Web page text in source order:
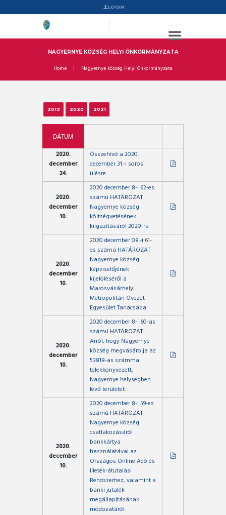
LOGIN
NAGYERNYE KÖZSÉG HELYI ÖNKORMÁNYZATA
Home Nagyernye község Helyi Önkormányzata
2019 2020 2021
DÁTUM
2020.
december
24.
Összehívó a 2020.
december 31.-i soros
ülésre.
2020.
december
10.
2020 december 8-i 62-es
számú HATÁROZAT
Nagyernye község
költségvetésének
kiigazításáról 2020-ra
2020.
december
10.
2020 december 08.-i 61-
es számú HATÁROZAT
Nagyernye község
képviselőjének
kijelöléséről a
Marosvásárhelyi
Metropolitán Övezet
Egyesület Tanácsába
2020.
december
10.
2020 december 8-i 60-as
számú HATÁROZAT
Arról, hogy Nagyernye
község megvásárolja az
53818-as számmal
telekkönyvezett,
Nagyernye helységben
levő területet.
2020.
december
10.
2020 december 8-i 59-es
számú HATÁROZAT
Nagyernye község
csatlakozásáról
bankkártya
használatával az
Országos Online Adó és
Illeték-átutalási
Rendszerhez, valamint a
banki jutalék
megállapításának
módozatáról.